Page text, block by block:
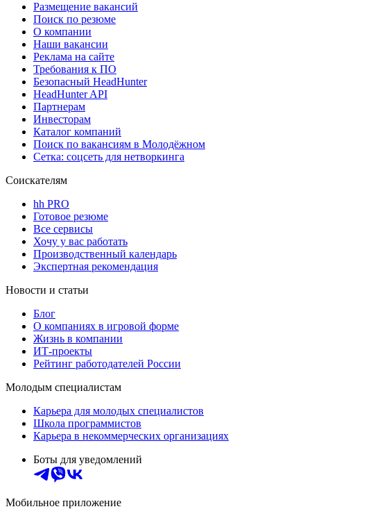
Размещение вакансий
Поиск по резюме
О компании
Наши вакансии
Реклама на сайте
Требования к ПО
Безопасный HeadHunter
HeadHunter API
Партнерам
Инвесторам
Каталог компаний
Поиск по вакансиям в Молодёжном
Сетка: соцсеть для нетворкинга
Соискателям
hh PRO
Готовое резюме
Все сервисы
Хочу у вас работать
Производственный календарь
Экспертная рекомендация
Новости и статьи
Блог
О компаниях в игровой форме
Жизнь в компании
ИТ-проекты
Рейтинг работодателей России
Молодым специалистам
Карьера для молодых специалистов
Школа программистов
Карьера в некоммерческих организациях
Боты для уведомлений
Мобильное приложение